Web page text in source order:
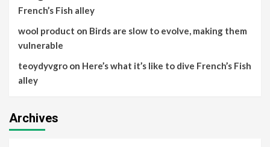
French’s Fish alley
wool product on Birds are slow to evolve, making them
vulnerable
teoydyvgro on Here’s what it’s like to dive French’s Fish
alley
Archives